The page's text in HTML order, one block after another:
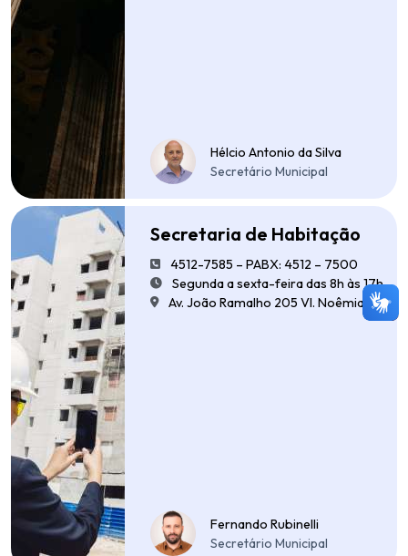
Hélcio Antonio da Silva
Secretário Municipal
Secretaria de Habitação
4512-7585 – PABX: 4512 – 7500
Segunda a sexta-feira das 8h às 17h
Av. João Ramalho 205 Vl. Noêmia
Fernando Rubinelli
Secretário Municipal